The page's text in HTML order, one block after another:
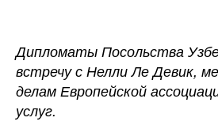
Дипломаты Посольства
встречу с Нелли Ле Девик,
делам Европейской
услуг.